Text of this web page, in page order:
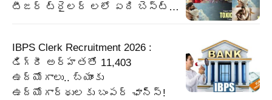
టీజర్ ట్రైలర్ లలో ఏది బెస్ట్…
IBPS Clerk Recruitment 2026 :
డిగ్రీ అర్హతతో 11,403
ఉద్యోగాలు.. బ్యాంకు
ఉద్యోగార్థులకు బంపర్‌ ఛాన్స్‌!